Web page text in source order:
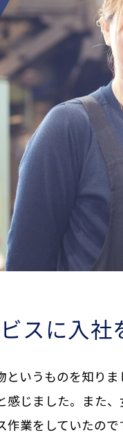
スに入社
いうものを知り
感じました。また
業をしていたの